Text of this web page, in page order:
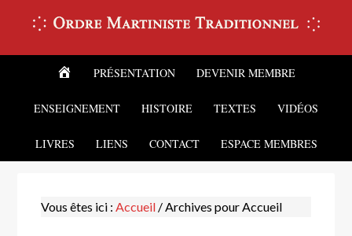
ACCUEIL
PRÉSENTATION DEVENIR MEMBRE
ENSEIGNEMENT HISTOIRE TEXTES VIDÉOS
LIVRES LIENS CONTACT ESPACE MEMBRES
Vous êtes ici : Accueil / Archives pour Accueil